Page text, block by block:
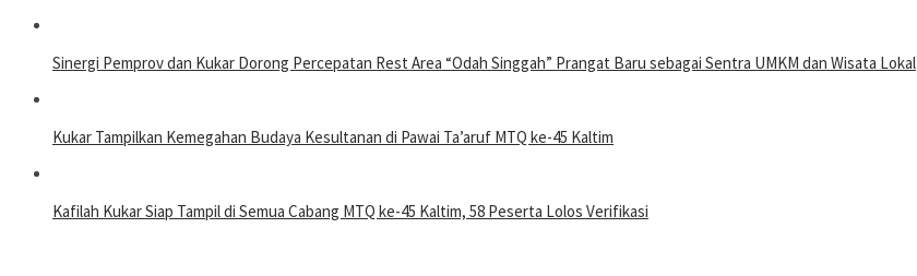
Sinergi Pemprov dan Kukar Dorong Percepatan Rest Area “Odah Singgah” Prangat Baru sebagai Sentra UMKM dan Wisata Lokal
Kukar Tampilkan Kemegahan Budaya Kesultanan di Pawai Ta’aruf MTQ ke-45 Kaltim
Kafilah Kukar Siap Tampil di Semua Cabang MTQ ke-45 Kaltim, 58 Peserta Lolos Verifikasi